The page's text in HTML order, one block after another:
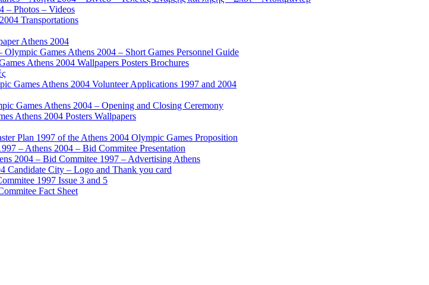
– Photos – Videos
Transportations
Athens 2004
Games Athens 2004 – Short Games Personnel Guide
Athens 2004 Wallpapers Posters Brochures
Games Athens 2004 Volunteer Applications 1997 and 2004
Games Athens 2004 – Opening and Closing Ceremony
Athens 2004 Posters Wallpapers
Plan 1997 of the Athens 2004 Olympic Games Proposition
– Athens 2004 – Bid Commitee Presentation
2004 – Bid Commitee 1997 – Advertising Athens
Candidate City – Logo and Thank you card
1997 Issue 3 and 5
Fact Sheet